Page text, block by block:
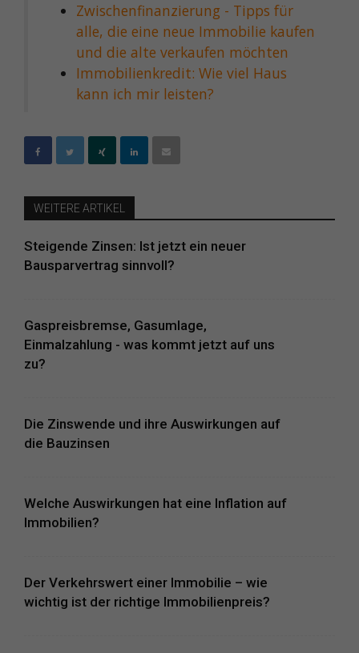
Zwischenfinanzierung - Tipps für
alle, die eine neue Immobilie kaufen
und die alte verkaufen möchten
Immobilienkredit: Wie viel Haus
kann ich mir leisten?
WEITERE ARTIKEL
Steigende Zinsen: Ist jetzt ein neuer
Bausparvertrag sinnvoll?
Gaspreisbremse, Gasumlage,
Einmalzahlung - was kommt jetzt auf uns
zu?
Die Zinswende und ihre Auswirkungen auf
die Bauzinsen
Welche Auswirkungen hat eine Inflation auf
Immobilien?
Der Verkehrswert einer Immobilie – wie
wichtig ist der richtige Immobilienpreis?